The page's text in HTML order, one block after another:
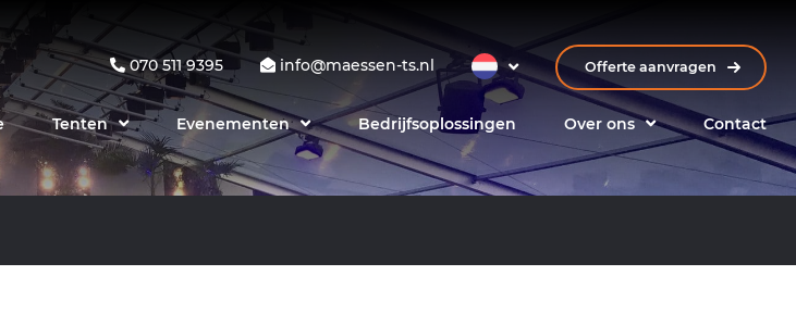
070 511 9395 info@maessen-ts.nl Offerte aanvragen
Tenten Evenementen Bedrijfsoplossingen Over ons Contact